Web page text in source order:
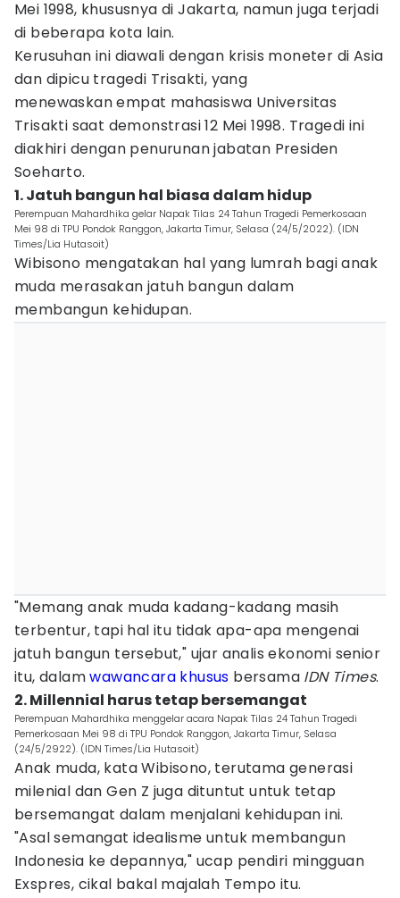
Mei 1998, khususnya di Jakarta, namun juga terjadi
di beberapa kota lain.
Kerusuhan ini diawali dengan krisis moneter di Asia
dan dipicu tragedi Trisakti, yang
menewaskan empat mahasiswa Universitas
Trisakti saat demonstrasi 12 Mei 1998. Tragedi ini
diakhiri dengan penurunan jabatan Presiden
Soeharto.
1. Jatuh bangun hal biasa dalam hidup
Perempuan Mahardhika gelar Napak Tilas 24 Tahun Tragedi Pemerkosaan
Mei 98 di TPU Pondok Ranggon, Jakarta Timur, Selasa (24/5/2022). (IDN
Times/Lia Hutasoit)
Wibisono mengatakan hal yang lumrah bagi anak
muda merasakan jatuh bangun dalam
membangun kehidupan.
"Memang anak muda kadang-kadang masih
terbentur, tapi hal itu tidak apa-apa mengenai
jatuh bangun tersebut," ujar analis ekonomi senior
itu, dalamwawancara khusus bersama IDN Times.
2. Millennial harus tetap bersemangat
Perempuan Mahardhika menggelar acara Napak Tilas 24 Tahun Tragedi
Pemerkosaan Mei 98 di TPU Pondok Ranggon, Jakarta Timur, Selasa
(24/5/2922). (IDN Times/Lia Hutasoit)
Anak muda, kata Wibisono, terutama generasi
milenial dan Gen Z juga dituntut untuk tetap
bersemangat dalam menjalani kehidupan ini.
"Asal semangat idealisme untuk membangun
Indonesia ke depannya," ucap pendiri mingguan
Exspres, cikal bakal majalah Tempo itu.